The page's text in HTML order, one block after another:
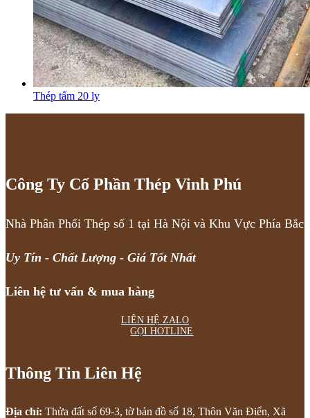
Thép tấm 20 ly
Công Ty Cổ Phần Thép Vinh Phú
Nhà Phân Phối Thép số 1 tại Hà Nội và Khu Vực Phía Bắc
Uy Tín - Chất Lượng - Giá Tốt Nhất
Liên hệ tư vấn & mua hàng
LIÊN HỆ ZALO
GỌI HOTLINE
Thông Tin Liên Hệ
Địa chỉ: Thửa đất số 69-3, tờ bản đồ số 18, Thôn Văn Điển, Xã